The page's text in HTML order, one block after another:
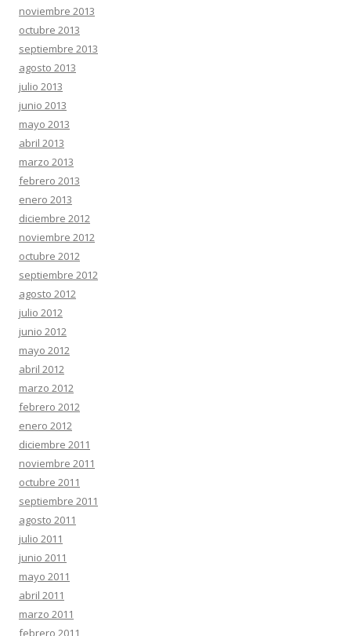
noviembre 2013
octubre 2013
septiembre 2013
agosto 2013
julio 2013
junio 2013
mayo 2013
abril 2013
marzo 2013
febrero 2013
enero 2013
diciembre 2012
noviembre 2012
octubre 2012
septiembre 2012
agosto 2012
julio 2012
junio 2012
mayo 2012
abril 2012
marzo 2012
febrero 2012
enero 2012
diciembre 2011
noviembre 2011
octubre 2011
septiembre 2011
agosto 2011
julio 2011
junio 2011
mayo 2011
abril 2011
marzo 2011
febrero 2011